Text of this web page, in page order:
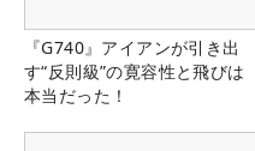
『G740』アイアンが引き出
す“反則級”の寛容性と飛びは
本当だった！